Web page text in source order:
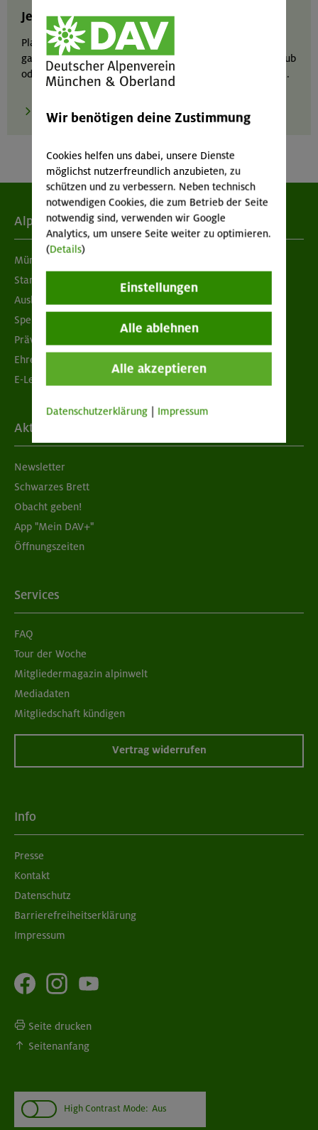
Jetzt Hüttenaufenthalt buchen
Plane deinen Aufenthalt auf dem DAV-Haus Spitzingsee
ganz einfach online. Ob Wochenendausflug, Familienurlaub
oder Mehrtagestour – sichere dir rechtzeitig deinen Platz.
zur Buchung
Alpenverein
München & Oberland
Standorte
Ausbildung & Jobs
Spenden
Prävention sexualisierter Gewalt
Ehrenamtsbörse
E-Learning
Aktuelles
Newsletter
Schwarzes Brett
Obacht geben!
App "Mein DAV+"
Öffnungszeiten
Services
FAQ
Tour der Woche
Mitgliedermagazin alpinwelt
Mediadaten
Mitgliedschaft kündigen
Vertrag widerrufen
Info
Presse
Kontakt
Datenschutz
Barrierefreiheitserklärung
Impressum
Seite drucken
Seitenanfang
High Contrast Mode: Aus
Wir benötigen deine Zustimmung
Cookies helfen uns dabei, unsere Dienste
möglichst nutzerfreundlich anzubieten, zu
schützen und zu verbessern. Neben technisch
notwendigen Cookies, die zum Betrieb der Seite
notwendig sind, verwenden wir Google
Analytics, um unsere Seite weiter zu optimieren.
(Details)
Einstellungen
Alle ablehnen
Alle akzeptieren
Datenschutzerklärung Impressum